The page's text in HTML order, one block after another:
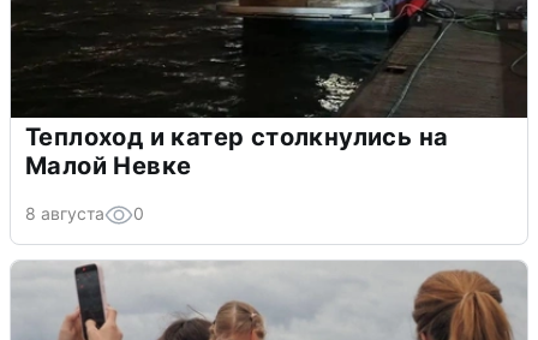
Теплоход и катер столкнулись на
Малой Невке
8 августа 0